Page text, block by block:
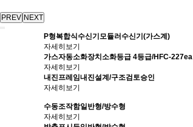
PREV NEXT
P형복합식수신기 모듈러수신기(가스계)
자세히보기
가스자동소화장치 소화등급 4등급/HFC-227ea
자세히보기
내진프레임내진설계/구조검토승인
자세히보기
수동조작함일반형/방수형
자세히보기